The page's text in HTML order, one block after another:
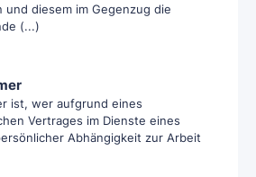
und diesem im Gegenzug die
(...)
ist, wer aufgrund eines
Vertrages im Dienste eines
Abhängigkeit zur Arbeit